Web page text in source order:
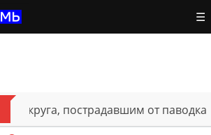
☰
округа, пострадавшим от паводка